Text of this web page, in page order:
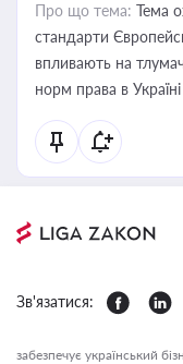
Про що тема: Тема
стандарти
впливають на
норм права в Україні
Зв'язатися:
забезпечує український